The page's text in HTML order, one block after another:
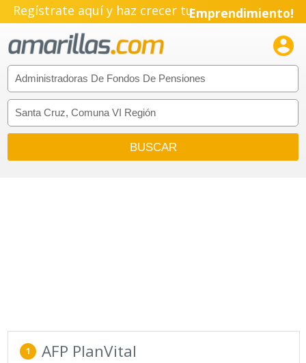
Regístrate aquí y haz crecer tuEmprendimiento!

1 AFP PlanVital